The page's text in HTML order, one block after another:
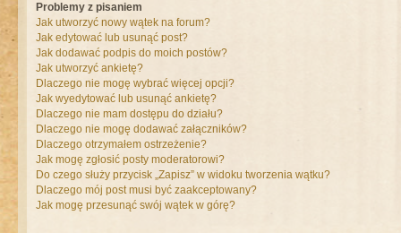
Problemy z pisaniem
Jak utworzyć nowy wątek na forum?
Jak edytować lub usunąć post?
Jak dodawać podpis do moich postów?
Jak utworzyć ankietę?
Dlaczego nie mogę wybrać więcej opcji?
Jak wyedytować lub usunąć ankietę?
Dlaczego nie mam dostępu do działu?
Dlaczego nie mogę dodawać załączników?
Dlaczego otrzymałem ostrzeżenie?
Jak mogę zgłosić posty moderatorowi?
Do czego służy przycisk „Zapisz” w widoku tworzenia wątku?
Dlaczego mój post musi być zaakceptowany?
Jak mogę przesunąć swój wątek w górę?